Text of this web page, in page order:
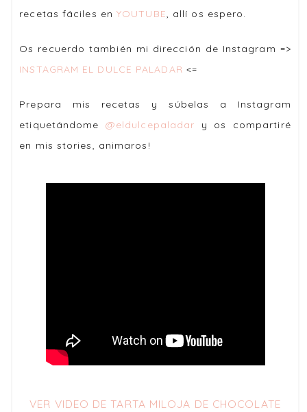
recetas fáciles enYOUTUBE, allí os espero.
Os recuerdo también mi dirección de Instagram =>
INSTAGRAM EL DULCE PALADAR <=
Prepara mis recetas y súbelas a Instagram
etiquetándome @eldulcepaladar y os compartiré
en mis stories, animaros!
VER VIDEO DE TARTA MILOJA DE CHOCOLATE